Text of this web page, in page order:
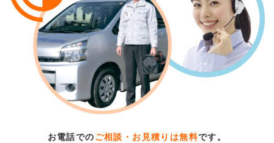
お電話での ご相談・お見積りは無料です。